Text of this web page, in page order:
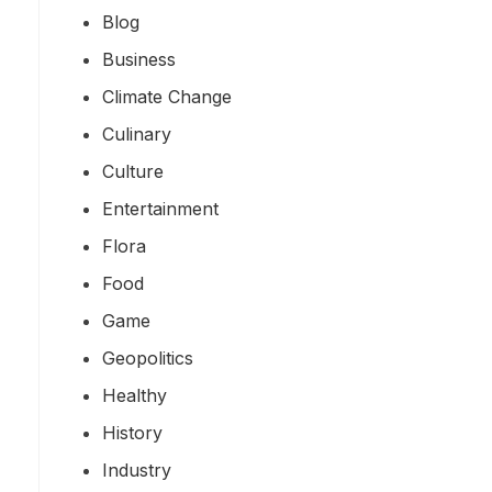
Blog
Business
Climate Change
Culinary
Culture
Entertainment
Flora
Food
Game
Geopolitics
Healthy
History
Industry